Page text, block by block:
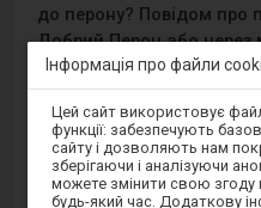
до перону? Повідом про
Добрий Перон або через
Android/iOS.
Sprawny
Google
Інформація про файли
Увага,
ви
перебуваєте
модальному
вікні.
Цей сайт використовує
функції: забезпечують
сайту і дозволяють нам
зберігаючи і аналізуючи
можете змінити свою згоду
будь-який час. Додаткову